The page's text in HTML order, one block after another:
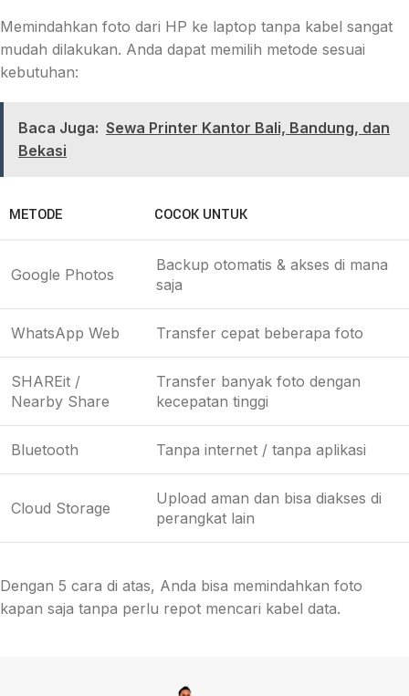
Memindahkan foto dari HP ke laptop tanpa kabel sangat
mudah dilakukan. Anda dapat memilih metode sesuai
kebutuhan:
Baca Juga: Sewa Printer Kantor Bali, Bandung, dan
Bekasi
METODE COCOK UNTUK
Google Photos
Backup otomatis & akses di mana
saja
WhatsApp Web Transfer cepat beberapa foto
SHAREit /
Nearby Share
Transfer banyak foto dengan
kecepatan tinggi
Bluetooth Tanpa internet / tanpa aplikasi
Cloud Storage
Upload aman dan bisa diakses di
perangkat lain
Dengan 5 cara di atas, Anda bisa memindahkan foto
kapan saja tanpa perlu repot mencari kabel data.